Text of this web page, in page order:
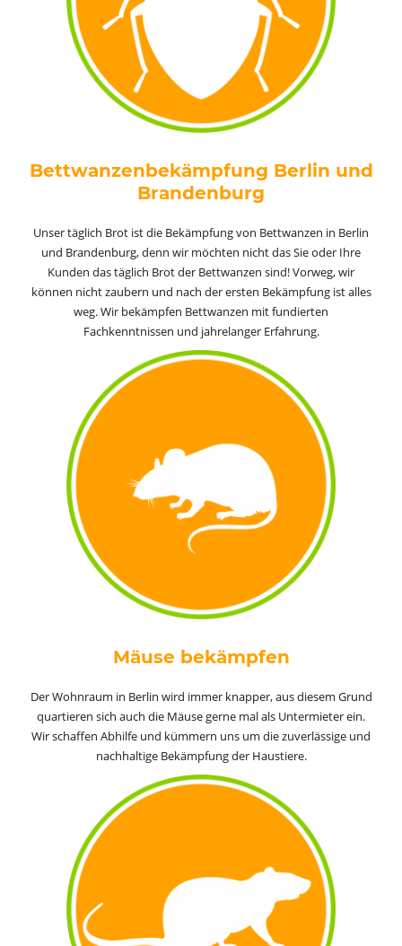
Bettwanzenbekämpfung Berlin und
Brandenburg
Unser täglich Brot ist die Bekämpfung von Bettwanzen in Berlin
und Brandenburg, denn wir möchten nicht das Sie oder Ihre
Kunden das täglich Brot der Bettwanzen sind! Vorweg, wir
können nicht zaubern und nach der ersten Bekämpfung ist alles
weg. Wir bekämpfen Bettwanzen mit fundierten
Fachkenntnissen und jahrelanger Erfahrung.
Mäuse bekämpfen
Der Wohnraum in Berlin wird immer knapper, aus diesem Grund
quartieren sich auch die Mäuse gerne mal als Untermieter ein.
Wir schaffen Abhilfe und kümmern uns um die zuverlässige und
nachhaltige Bekämpfung der Haustiere.